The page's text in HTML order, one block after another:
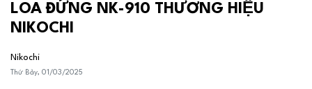
LOA ĐỨNG NK-910 THƯƠNG HIỆU
NIKOCHI
Nikochi
Thứ Bảy, 01/03/2025